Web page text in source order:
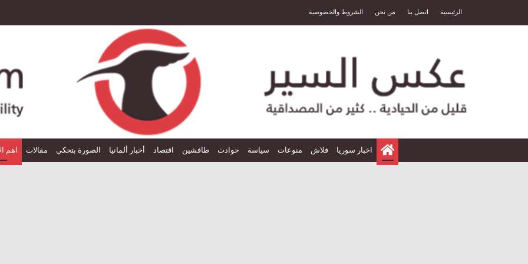
الرئيسية اتصل بنا من نحن الشروط والخصوصية
الرئيسية
اخبار سوريا فلاش منوعات سياسة حوادث طافشين اقتصاد أخبار ألمانيا الصورة بتحكي مقالات اهم